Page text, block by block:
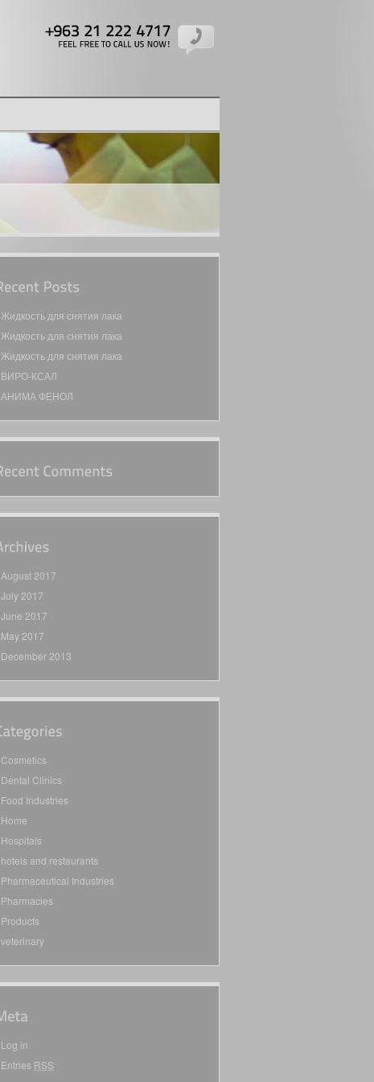
Жидкость для снятия лака
Жидкость для снятия лака
Жидкость для снятия лака
ВИРО-КСАЛ
АНИМА ФЕНОЛ
August 2017
July 2017
June 2017
May 2017
December 2013
Cosmetics
Dental Clinics
Food Industries
Home
Hospitals
hotels and restaurants
Pharmaceutical Industries
Pharmacies
Products
veterinary
Log in
Entries RSS